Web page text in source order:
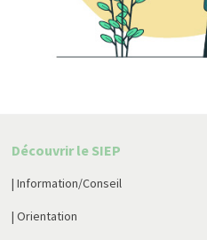
reporter dans la
fiche «
Découvrir le SIEP
| Information/Conseil
| Orientation